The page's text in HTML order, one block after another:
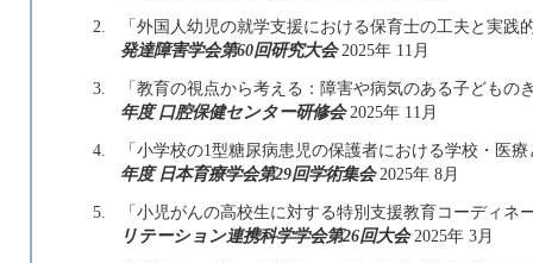
2.
「外国人幼児の就学支援における保育士の工夫と実
発達障害学会第60回研究大会2025年 11月
3.
「教育の視点から考える：障害や病気のある子ども
年度 口腔保健センター研修会2025年 11月
4.
「小学校の1型糖尿病患児の保護者における学校・医
年度 日本育療学会第29回学術集会2025年 8月
5.
「小児がんの高校生に対する特別支援教育コーディ
リテーション連携科学学会第26回大会2025年 3月